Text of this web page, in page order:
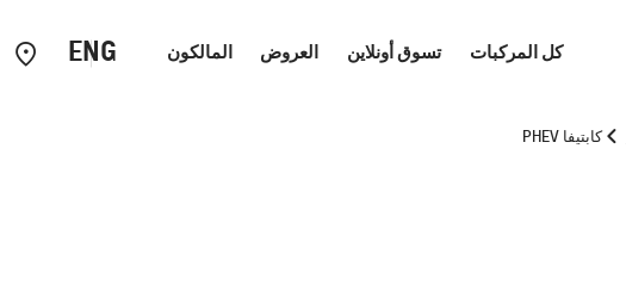
ENG كل المركبات تسوق أونلاين العروض المالكون
> كابتيفا PHEV